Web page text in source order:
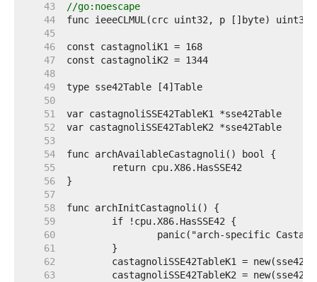
    43
//go:noescape
    44
    45
    46
    47
    48
    49
    50
    51
    52
    53
    54
    55
    56
    57
    58
    59
    60
    61
    62
    63